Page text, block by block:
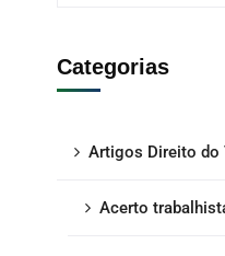
Categorias
Artigos Direito do
Acerto